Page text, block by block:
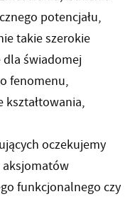
potencjału,
takie szerokie
świadomej
fenomenu,
kształtowania,
oczekujemy
aksjomatów
funkcjonalnego czy